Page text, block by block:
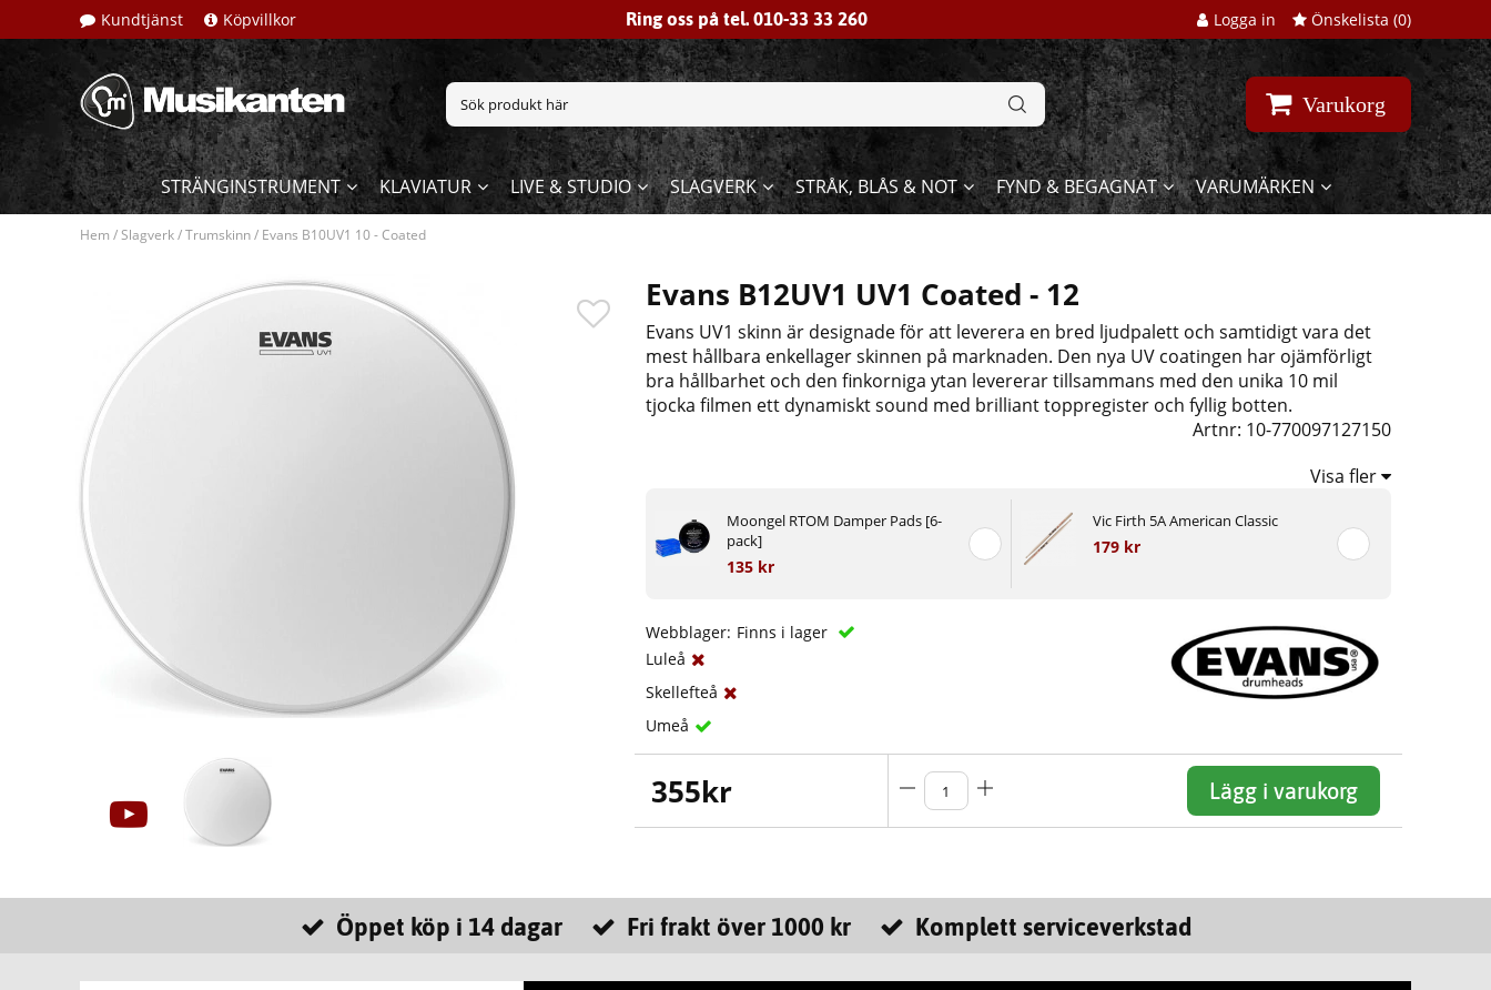
Kundtjänst Köpvillkor Ring oss på tel. 010-33 33 260 Logga in Önskelista (0)
Varukorg
STRÄNGINSTRUMENT KLAVIATUR LIVE & STUDIO SLAGVERK STRÅK, BLÅS & NOT FYND & BEGAGNAT VARUMÄRKEN
Hem /Slagverk/Trumskinn/ Evans B10UV1 10 - Coated
Evans B12UV1 UV1 Coated - 12
Evans UV1 skinn är designade för att leverera en bred ljudpalett och samtidigt vara det
mest hållbara enkellager skinnen på marknaden. Den nya UV coatingen har ojämförligt
bra hållbarhet och den finkorniga ytan levererar tillsammans med den unika 10 mil
tjocka filmen ett dynamiskt sound med brilliant toppregister och fyllig botten.
Artnr: 10-770097127150
Visa fler
Moongel RTOM Damper Pads [6-
pack]
135 kr
Vic Firth 5A American Classic
179 kr
Webblager: Finns i lager
Luleå
Skellefteå
Umeå
355kr Lägg i varukorg
Öppet köp i 14 dagar Fri frakt över 1000 kr Komplett serviceverkstad